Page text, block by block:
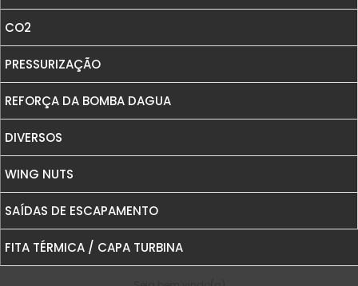
REFORÇO DE BLOCO
REFORÇOS E PLATES
CO2
PRESSURIZAÇÃO
REFORÇA DA BOMBA DAGUA
DIVERSOS
WING NUTS
SAÍDAS DE ESCAPAMENTO
FITA TÉRMICA / CAPA TURBINA